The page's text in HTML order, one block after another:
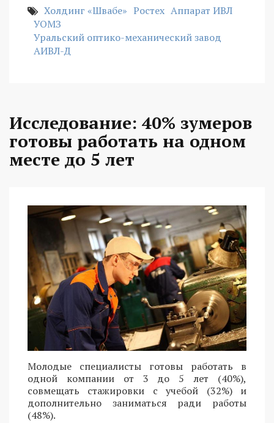
Холдинг «Швабе» Ростех Аппарат ИВЛ
УОМЗ
Уральский оптико-механический завод
АИВЛ-Д
Исследование: 40% зумеров
готовы работать на одном
месте до 5 лет
Молодые специалисты готовы работать в
одной компании от 3 до 5 лет (40%),
совмещать стажировки с учебой (32%) и
дополнительно заниматься ради работы
(48%).